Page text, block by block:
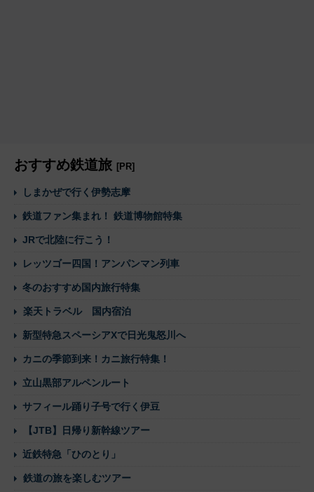
おすすめ鉄道旅 [PR]
しまかぜで行く伊勢志摩
鉄道ファン集まれ！ 鉄道博物館特集
JRで北陸に行こう！
レッツゴー四国！アンパンマン列車
冬のおすすめ国内旅行特集
楽天トラベル 国内宿泊
新型特急スペーシアXで日光鬼怒川へ
カニの季節到来！カニ旅行特集！
立山黒部アルペンルート
サフィール踊り子号で行く伊豆
【JTB】日帰り新幹線ツアー
近鉄特急「ひのとり」
鉄道の旅を楽しむツアー